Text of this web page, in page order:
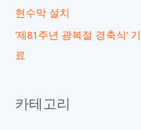
현수막 설치
‘제81주년 광복절 경축식’
료
카테고리